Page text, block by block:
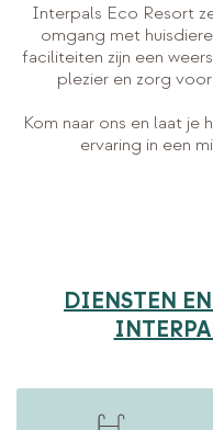
Interpals Eco Resort
omgang met
faciliteiten zijn een
plezier en zorg
Kom naar ons en laat je
ervaring in een
DIENSTEN